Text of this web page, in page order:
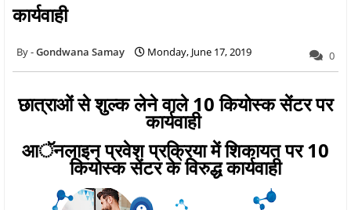
कार्यवाही
Gondwana Samay Monday, June 17, 2019 0
छात्राओं से शुल्क लेने वाले 10 कियोस्क सेंटर पर
कार्यवाही
आॅनलाइन प्रवेश प्रक्रिया में शिकायत पर 10
कियोस्क सेंटर के विरुद्ध कार्यवाही